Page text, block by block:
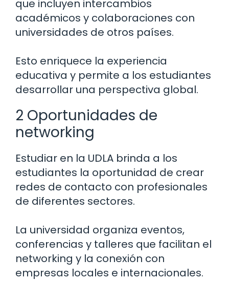
que incluyen intercambios
académicos y colaboraciones con
universidades de otros países.
Esto enriquece la experiencia
educativa y permite a los estudiantes
desarrollar una perspectiva global.
2 Oportunidades de
networking
Estudiar en la UDLA brinda a los
estudiantes la oportunidad de crear
redes de contacto con profesionales
de diferentes sectores.
La universidad organiza eventos,
conferencias y talleres que facilitan el
networking y la conexión con
empresas locales e internacionales.